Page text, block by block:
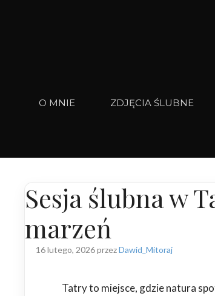
O MNIE ZDJĘCIA ŚLUBNE
Sesja ślubna w
marzeń
16 lutego, 2026przezDawid_Mitoraj
Tatry to miejsce, gdzie natura